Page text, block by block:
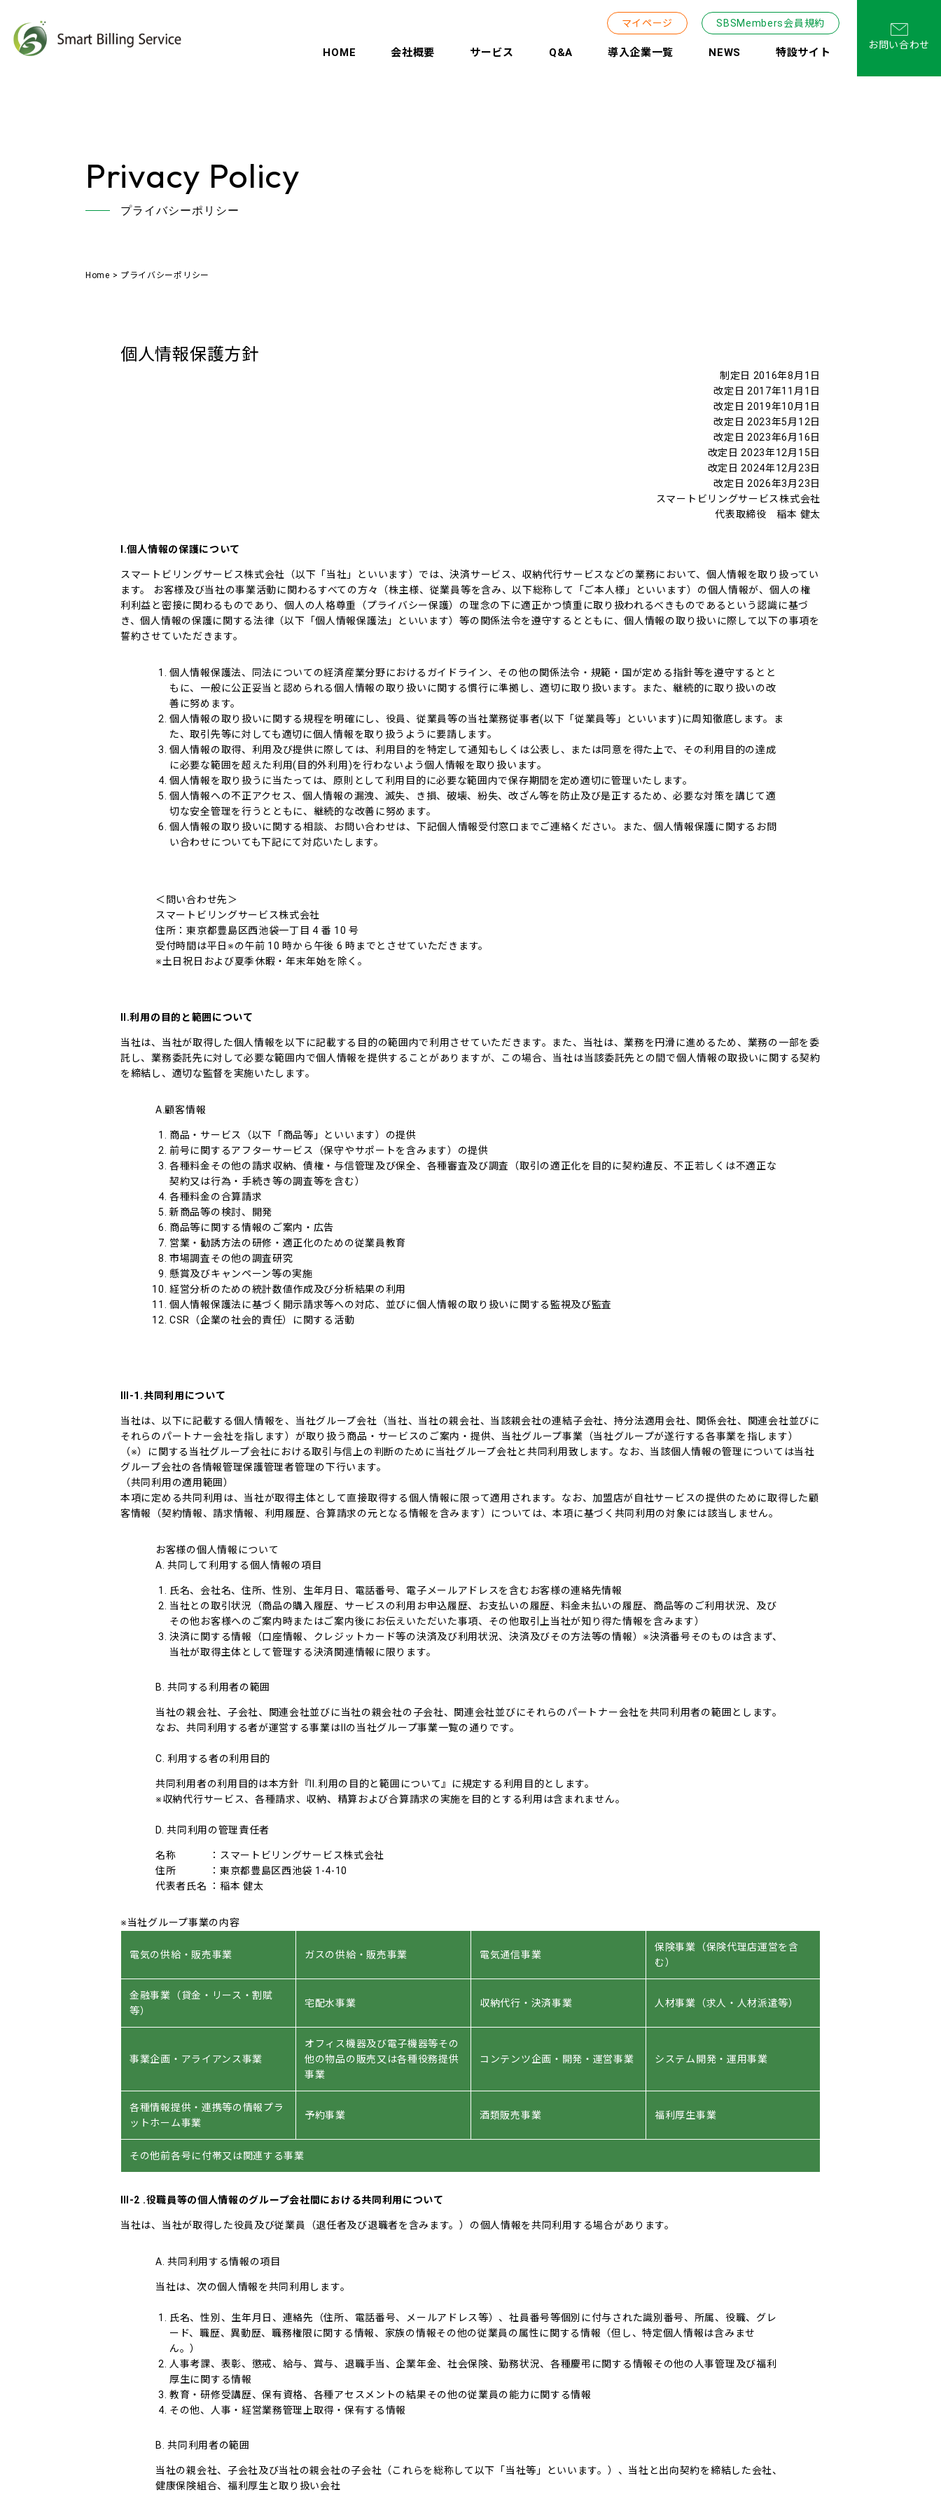
マイページ SBSMembers会員規約
HOME 会社概要 サービス Q&A 導入企業一覧 NEWS 特設サイト
お問い合わせ
Privacy Policy
プライバシーポリシー
Home > プライバシーポリシー
個人情報保護方針
制定日 2016年8月1日
改定日 2017年11月1日
改定日 2019年10月1日
改定日 2023年5月12日
改定日 2023年6月16日
改定日 2023年12月15日
改定日 2024年12月23日
改定日 2026年3月23日
スマートビリングサービス株式会社
代表取締役 稲本 健太
Ⅰ.個人情報の保護について
スマートビリングサービス株式会社（以下「当社」といいます）では、決済サービス、収納代行サービスなどの業務において、個人情報を取り扱ってい
ます。 お客様及び当社の事業活動に関わるすべての方々（株主様、従業員等を含み、以下総称して「ご本人様」といいます）の個人情報が、個人の権
利利益と密接に関わるものであり、個人の人格尊重（プライバシー保護）の理念の下に適正かつ慎重に取り扱われるべきものであるという認識に基づ
き、個人情報の保護に関する法律（以下「個人情報保護法」といいます）等の関係法令を遵守するとともに、個人情報の取り扱いに際して以下の事項を
誓約させていただきます。
個人情報保護法、同法についての経済産業分野におけるガイドライン、その他の関係法令・規範・国が定める指針等を遵守するとと
もに、一般に公正妥当と認められる個人情報の取り扱いに関する慣行に準拠し、適切に取り扱います。また、継続的に取り扱いの改
善に努めます。
個人情報の取り扱いに関する規程を明確にし、役員、従業員等の当社業務従事者(以下「従業員等」といいます)に周知徹底します。ま
た、取引先等に対しても適切に個人情報を取り扱うように要請します。
個人情報の取得、利用及び提供に際しては、利用目的を特定して通知もしくは公表し、または同意を得た上で、その利用目的の達成
に必要な範囲を超えた利用(目的外利用)を行わないよう個人情報を取り扱います。
個人情報を取り扱うに当たっては、原則として利用目的に必要な範囲内で保存期間を定め適切に管理いたします。
個人情報への不正アクセス、個人情報の漏洩、滅失、き損、破壊、紛失、改ざん等を防止及び是正するため、必要な対策を講じて適
切な安全管理を行うとともに、継続的な改善に努めます。
個人情報の取り扱いに関する相談、お問い合わせは、下記個人情報受付窓口までご連絡ください。また、個人情報保護に関するお問
い合わせについても下記にて対応いたします。
＜問い合わせ先＞
スマートビリングサービス株式会社
住所：東京都豊島区西池袋一丁目 4 番 10 号
受付時間は平日※の午前 10 時から午後 6 時までとさせていただきます。
※土日祝日および夏季休暇・年末年始を除く。
Ⅱ.利用の目的と範囲について
当社は、当社が取得した個人情報を以下に記載する目的の範囲内で利用させていただきます。また、当社は、業務を円滑に進めるため、業務の一部を委
託し、業務委託先に対して必要な範囲内で個人情報を提供することがありますが、この場合、当社は当該委託先との間で個人情報の取扱いに関する契約
を締結し、適切な監督を実施いたします。
A.顧客情報
商品・サービス（以下「商品等」といいます）の提供
前号に関するアフターサービス（保守やサポートを含みます）の提供
各種料金その他の請求収納、債権・与信管理及び保全、各種審査及び調査（取引の適正化を目的に契約違反、不正若しくは不適正な
契約又は行為・手続き等の調査等を含む）
各種料金の合算請求
新商品等の検討、開発
商品等に関する情報のご案内・広告
営業・勧誘方法の研修・適正化のための従業員教育
市場調査その他の調査研究
懸賞及びキャンペーン等の実施
経営分析のための統計数値作成及び分析結果の利用
個人情報保護法に基づく開示請求等への対応、並びに個人情報の取り扱いに関する監視及び監査
CSR（企業の社会的責任）に関する活動
Ⅲ-1.共同利用について
当社は、以下に記載する個人情報を、当社グループ会社（当社、当社の親会社、当該親会社の連結子会社、持分法適用会社、関係会社、関連会社並びに
それらのパートナー会社を指します）が取り扱う商品・サービスのご案内・提供、当社グループ事業（当社グループが遂行する各事業を指します）
（※）に関する当社グループ会社における取引与信上の判断のために当社グループ会社と共同利用致します。なお、当該個人情報の管理については当社
グループ会社の各情報管理保護管理者管理の下行います。
（共同利用の適用範囲）
本項に定める共同利用は、当社が取得主体として直接取得する個人情報に限って適用されます。なお、加盟店が自社サービスの提供のために取得した顧
客情報（契約情報、請求情報、利用履歴、合算請求の元となる情報を含みます）については、本項に基づく共同利用の対象には該当しません。
お客様の個人情報について
A. 共同して利用する個人情報の項目
氏名、会社名、住所、性別、生年月日、電話番号、電子メールアドレスを含むお客様の連絡先情報
当社との取引状況（商品の購入履歴、サービスの利用お申込履歴、お支払いの履歴、料金未払いの履歴、商品等のご利用状況、及び
その他お客様へのご案内時またはご案内後にお伝えいただいた事項、その他取引上当社が知り得た情報を含みます）
決済に関する情報（口座情報、クレジットカード等の決済及び利用状況、決済及びその方法等の情報）※決済番号そのものは含まず、
当社が取得主体として管理する決済関連情報に限ります。
B. 共同する利用者の範囲
当社の親会社、子会社、関連会社並びに当社の親会社の子会社、関連会社並びにそれらのパートナー会社を共同利用者の範囲とします。
なお、共同利用する者が運営する事業はⅡの当社グループ事業一覧の通りです。
C. 利用する者の利用目的
共同利用者の利用目的は本方針『Ⅱ.利用の目的と範囲について』に規定する利用目的とします。
※収納代行サービス、各種請求、収納、精算および合算請求の実施を目的とする利用は含まれません。
D. 共同利用の管理責任者
名称 ：スマートビリングサービス株式会社
住所 ：東京都豊島区西池袋 1-4-10
代表者氏名 ：稲本 健太
※当社グループ事業の内容
電気の供給・販売事業 ガスの供給・販売事業 電気通信事業
保険事業（保険代理店運営を含
む）
金融事業（貸金・リース・割賦
等）
宅配水事業 収納代行・決済事業 人材事業（求人・人材派遣等）
事業企画・アライアンス事業
オフィス機器及び電子機器等その
他の物品の販売又は各種役務提供
事業
コンテンツ企画・開発・運営事業 システム開発・運用事業
各種情報提供・連携等の情報プラ
ットホーム事業
予約事業 酒類販売事業 福利厚生事業
その他前各号に付帯又は関連する事業
Ⅲ-2 .役職員等の個人情報のグループ会社間における共同利用について
当社は、当社が取得した役員及び従業員（退任者及び退職者を含みます。）の個人情報を共同利用する場合があります。
A. 共同利用する情報の項目
当社は、次の個人情報を共同利用します。
氏名、性別、生年月日、連絡先（住所、電話番号、メールアドレス等）、社員番号等個別に付与された識別番号、所属、役職、グレ
ード、職歴、異動歴、職務権限に関する情報、家族の情報その他の従業員の属性に関する情報（但し、特定個人情報は含みませ
ん。）
人事考課、表彰、懲戒、給与、賞与、退職手当、企業年金、社会保険、勤務状況、各種慶弔に関する情報その他の人事管理及び福利
厚生に関する情報
教育・研修受講歴、保有資格、各種アセスメントの結果その他の従業員の能力に関する情報
その他、人事・経営業務管理上取得・保有する情報
B. 共同利用者の範囲
当社の親会社、子会社及び当社の親会社の子会社（これらを総称して以下「当社等」といいます。）、当社と出向契約を締結した会社、
健康保険組合、福利厚生と取り扱い会社